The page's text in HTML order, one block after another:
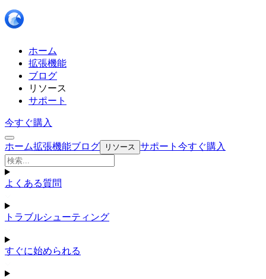
ホーム
拡張機能
ブログ
リソース
サポート
今すぐ購入
ホーム拡張機能ブログ リソース サポート 今すぐ購入
よくある質問
トラブルシューティング
すぐに始められる